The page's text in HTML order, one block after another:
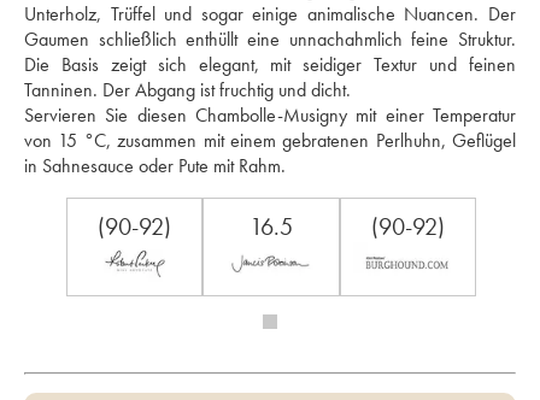
Unterholz, Trüffel und sogar einige animalische Nuancen. Der
Gaumen schließlich enthüllt eine unnachahmlich feine Struktur.
Die Basis zeigt sich elegant, mit seidiger Textur und feinen
Tanninen. Der Abgang ist fruchtig und dicht.
Servieren Sie diesen Chambolle-Musigny mit einer Temperatur
von 15 °C, zusammen mit einem gebratenen Perlhuhn, Geflügel
in Sahnesauce oder Pute mit Rahm.
(90-92) 16.5 (90-92)